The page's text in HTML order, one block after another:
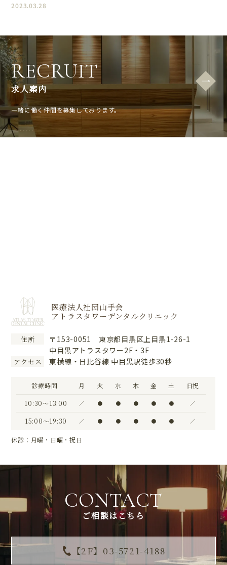
2023.03.28
RECRUIT
求人案内
一緒に働く仲間を募集しております。
医療法人社団山手会
アトラスタワーデンタルクリニック
住所
〒153-0051 東京都目黒区上目黒1-26-1
中目黒アトラスタワー2F・3F
アクセス 東横線・日比谷線 中目黒駅徒歩30秒
診療時間 月 火 水 木 金 土 日祝
10:30〜13:00 ／ ● ● ● ● ● ／
15:00〜19:30 ／ ● ● ● ● ● ／
休診：月曜・日曜・祝日
CONTACT
ご相談はこちら
【2F】03-5721-4188